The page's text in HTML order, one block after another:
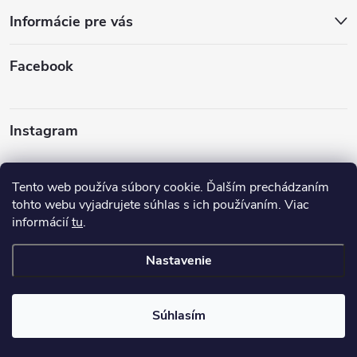
Tento web používa súbory cookie. Ďalším prechádzaním
tohto webu vyjadrujete súhlas s ich používaním. Viac
informáciítu.
Nastavenie
Súhlasím
Informácie pre vás
Facebook
Instagram
Sledovať na Instagrame
vyhradené.Upraviť nastavenie cookies